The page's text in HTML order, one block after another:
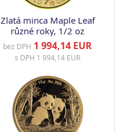
Zlatá minca Maple Leaf
různé roky, 1/2 oz
bez DPH 1 994,14 EUR
s DPH 1 994,14 EUR